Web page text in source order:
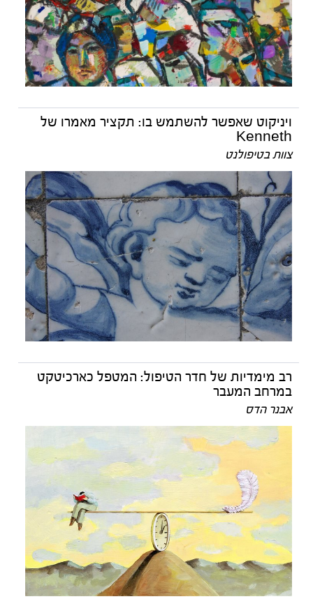
ויניקוט שאפשר להשתמש בו: תקציר מאמרו של
Kenneth
צוות בטיפולנט
רב מימדיות של חדר הטיפול: המטפל כארכיטקט
במרחב המעבר
אבנר הדס